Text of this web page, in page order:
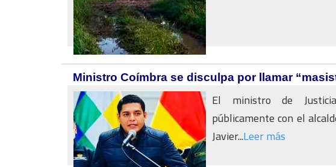
Ministro Coímbra se disculpa por llamar
El ministro de
públicamente con el
Javier...Leer más